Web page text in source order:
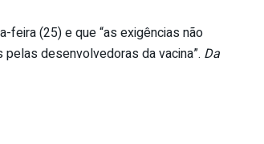
feira (25) e que “as exigências não
desenvolvedoras da vacina”. Da